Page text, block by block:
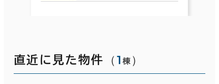
直近に見た物件 （1 棟 ）